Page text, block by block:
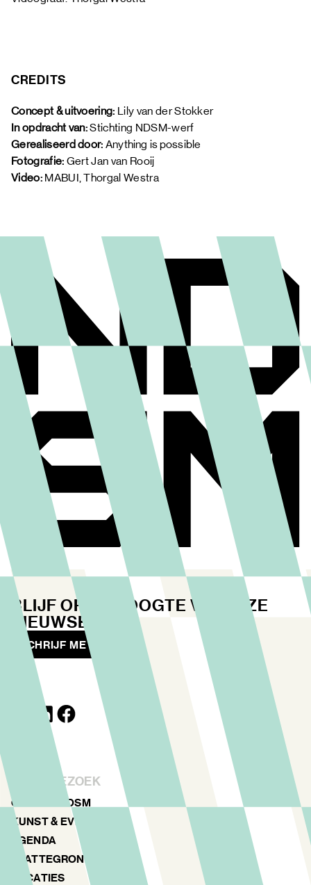
CREDITS
Concept & uitvoering: Lily van der Stokker
In opdracht van: Stichting NDSM-werf
Gerealiseerd door: Anything is possible
Fotografie: Gert Jan van Rooij
Video: MABUI, Thorgal Westra
JOUW BEZOEK
ONTDEK NDSM
KUNST & EVENTS
AGENDA
PLATTEGROND
LOCATIES
BLIJF OP DE HOOGTE VIA ONZE
NIEUWSBRIEF
SCHRIJF ME IN